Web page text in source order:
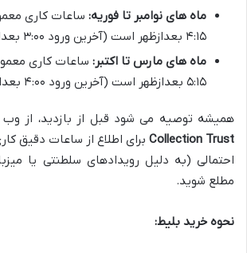
ماه های نوامبر تا فوریه:
۴:۱۵ بعدازظهر است (آخرین ورود ۳:۰۰ بعدازظهر).
ماه های مارس تا اکتبر:
۵:۱۵ بعدازظهر است (آخرین ورود ۴:۰۰ بعدازظهر).
همیشه توصیه می شود قبل از بازدید، از
Collection Trust برای اطلاع از ساعات دقیق
احتمالی (به دلیل رویدادهای سلطنتی یا
مطلع شوید.
نحوه خرید بلیط: